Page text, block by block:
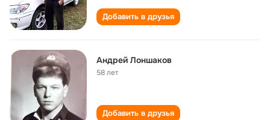
Добавить в друзья
Андрей Лоншаков
58 лет
Добавить в друзья